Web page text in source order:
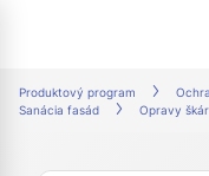
Produktový program
Sanácia fasád
Opravy